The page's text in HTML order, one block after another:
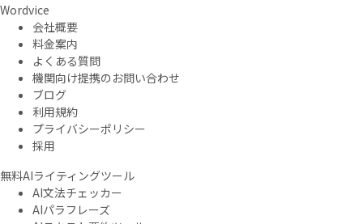
Wordvice
会社概要
料金案内
よくある質問
機関向け提携のお問い合わせ
ブログ
利用規約
プライバシーポリシー
採用
無料AIライティングツール
AI文法チェッカー
AIパラフレーズ